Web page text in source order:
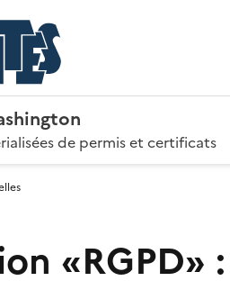
de permis et certificats
«RGPD»